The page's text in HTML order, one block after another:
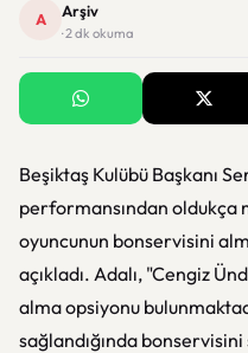
A Arşiv
· 2 dk okuma
Beşiktaş Kulübü Başkanı
performansından oldukça
oyuncunun bonservisini
açıkladı. Adalı, "Cengiz
alma opsiyonu
sağlandığında